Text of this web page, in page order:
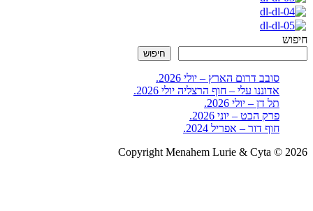
חיפוש
חיפוש
סובב דרום הארץ – יולי 2026.
אדוננו עלי – חוף הרצליה יולי 2026.
תל דן – יולי 2026.
פרק הכט – יוני 2026.
חוף דור – אפריל 2024.
Copyright Menahem Lurie & Cyta © 2026